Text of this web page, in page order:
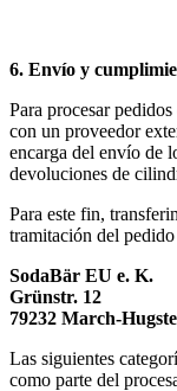
6. Envío y
Para procesar
con un proveedor
encarga del envío de
devoluciones de
Para este fin,
tramitación del
SodaBär EU e. K.
Grünstr. 12
79232 March-
Las siguientes
como parte del